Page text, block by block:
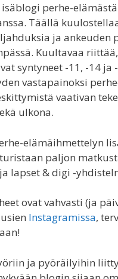
perhe-
Täällä
ja ankeuden
Kuultavaa
syntyneet -11, -14 ja
vastapainoksi
vaativan
ulkona.
elämäihmettelyn
paljon
lapset & digi -
ovat vahvasti (ja
Instagramissa,
ja pyöräilyihin